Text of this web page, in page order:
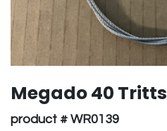
Megado 40
product # WR0139